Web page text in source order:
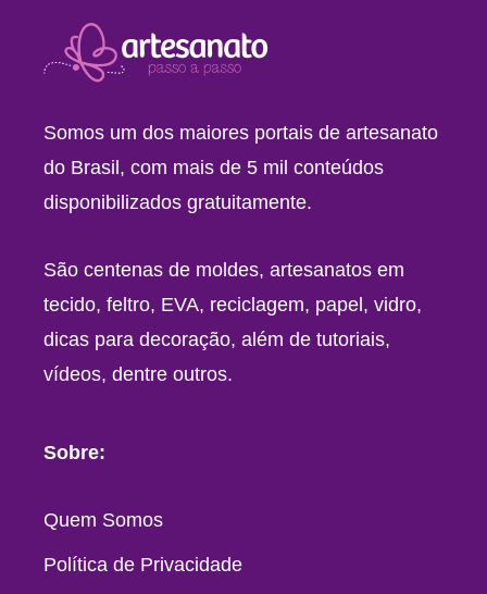
Somos um dos maiores portais de artesanato
do Brasil, com mais de 5 mil conteúdos
disponibilizados gratuitamente.
São centenas de moldes, artesanatos em
tecido, feltro, EVA, reciclagem, papel, vidro,
dicas para decoração, além de tutoriais,
vídeos, dentre outros.
Sobre:
Quem Somos
Política de Privacidade